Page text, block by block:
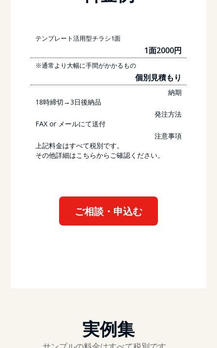
テンプレート活用型チラシ1面
1面2000円
※通常より大幅に手間がかかるもの
個別見積もり
納期
18時締切→3日後納品
発注方法
FAX or メールにて送付
注意事項
上記料金はすべて税別です。
その他詳細はこちらからご確認ください。
ご相談・申込む
実例集